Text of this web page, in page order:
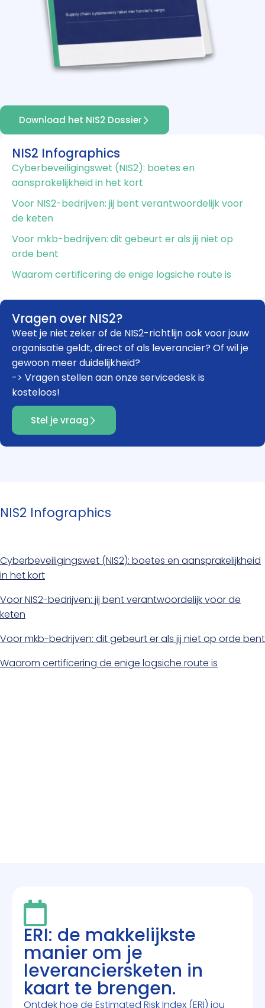
Download het NIS2 Dossier
NIS2 Infographics
Cyberbeveiligingswet (NIS2): boetes en
aansprakelijkheid in het kort
Voor NIS2-bedrijven: jij bent verantwoordelijk voor
de keten
Voor mkb-bedrijven: dit gebeurt er als jij niet op
orde bent
Waarom certificering de enige logsiche route is
Vragen over NIS2?
Weet je niet zeker of de NIS2-richtlijn ook voor jouw
organisatie geldt, direct of als leverancier? Of wil je
gewoon meer duidelijkheid?
-> Vragen stellen aan onze servicedesk is
kosteloos!
Stel je vraag
NIS2 Infographics
Cyberbeveiligingswet (NIS2): boetes en aansprakelijkheid
in het kort
Voor NIS2-bedrijven: jij bent verantwoordelijk voor de
keten
Voor mkb-bedrijven: dit gebeurt er als jij niet op orde bent
Waarom certificering de enige logsiche route is
ERI: de makkelijkste
manier om je
leveranciersketen in
kaart te brengen.
Ontdek hoe de Estimated Risk Index (ERI) jou